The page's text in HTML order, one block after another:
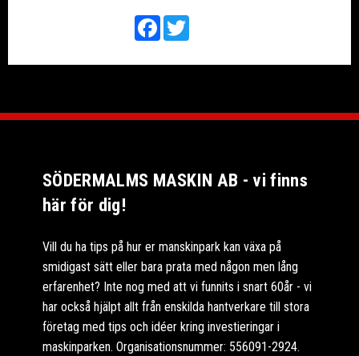
FacebookTwitter
SÖDERMALMS MASKIN AB - vi finns
här för dig!
Vill du ha tips på hur er manskinpark kan växa på
smidigast sätt eller bara prata med någon men lång
erfarenhet? Inte nog med att vi funnits i snart 60år - vi
har också hjälpt allt från enskilda hantverkare till stora
företag med tips och idéer kring investieringar i
maskinparken. Organisationsnummer: 556091-2924.